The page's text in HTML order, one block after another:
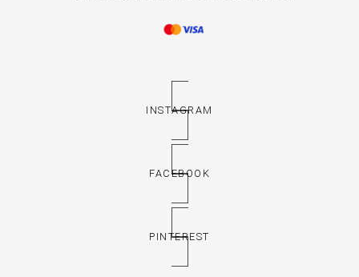
INSTAGRAM
FACEBOOK
PINTEREST